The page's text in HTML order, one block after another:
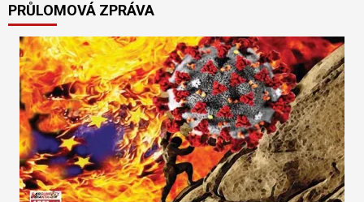
PRŮLOMOVÁ ZPRÁVA